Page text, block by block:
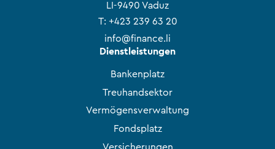
LI-9490 Vaduz
T: +423 239 63 20
info@finance.li
Dienstleistungen
Bankenplatz
Treuhandsektor
Vermögensverwaltung
Fondsplatz
Versicherungen